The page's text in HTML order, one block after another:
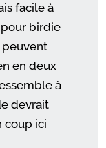
facile à
pour birdie
en deux
à
devrait
coup ici